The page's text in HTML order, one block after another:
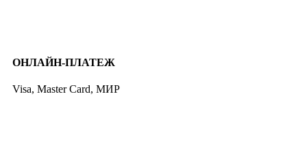
ОНЛАЙН-ПЛАТЕЖ
Visa, Master Card, МИР